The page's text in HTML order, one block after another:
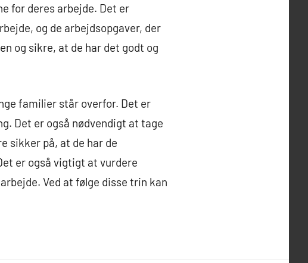
for deres arbejde. Det er
og de arbejdsopgaver, der
og sikre, at de har det godt og
familier står overfor. Det er
Det er også nødvendigt at tage
sikker på, at de har de
er også vigtigt at vurdere
Ved at følge disse trin kan